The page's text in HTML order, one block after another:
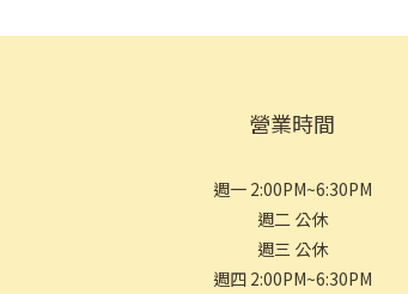
營業時間
週一 2:00PM~6:30PM
週二 公休
週三 公休
週四 2:00PM~6:30PM